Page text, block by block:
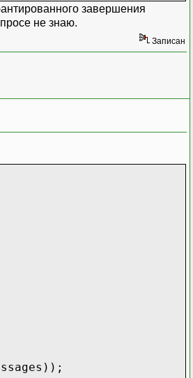
завершения
не знаю.
Записан